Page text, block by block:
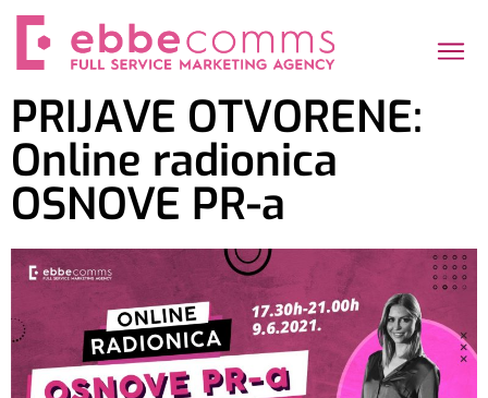
PRIJAVE OTVORENE:
Online radionica
OSNOVE PR-a